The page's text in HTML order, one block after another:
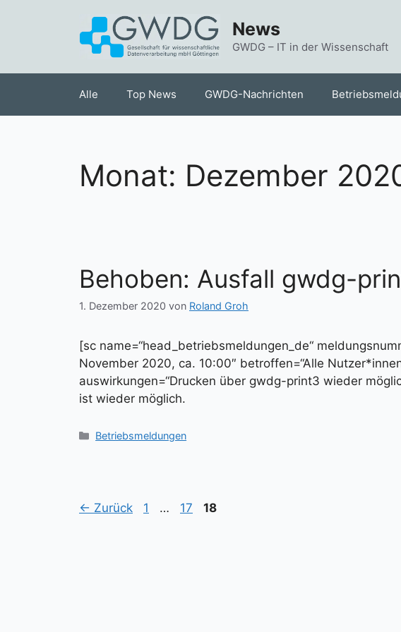
News
GWDG – IT in der Wissenschaft
Alle Top News GWDG-Nachrichten
Monat: Dezember
Behoben: Ausfall gwdg-
1. Dezember 2020 von Roland Groh
[sc name=“head_betriebsmeldungen_de“
November 2020, ca. 10:00″ betroffen=“Alle
auswirkungen=“Drucken über gwdg-print3 wieder
ist wieder möglich.
Kategorien
Betriebsmeldungen
← Zurück Seite
1 … Seite
17 Seite
18